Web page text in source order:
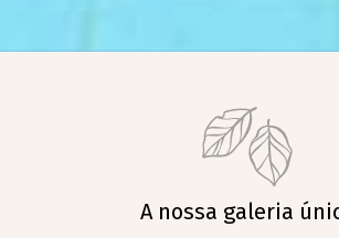
A nossa galeria